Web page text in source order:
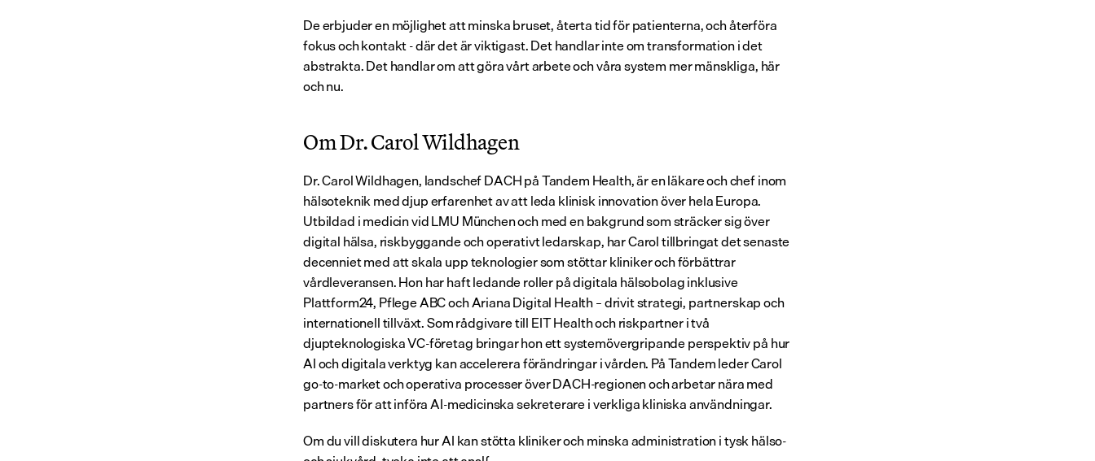
De erbjuder en möjlighet att minska bruset, återta tid för patienterna, och återföra
fokus och kontakt - där det är viktigast. Det handlar inte om transformation i det
abstrakta. Det handlar om att göra vårt arbete och våra system mer mänskliga, här
och nu.
Om Dr. Carol Wildhagen
Dr. Carol Wildhagen, landschef DACH på Tandem Health, är en läkare och chef inom
hälsoteknik med djup erfarenhet av att leda klinisk innovation över hela Europa.
Utbildad i medicin vid LMU München och med en bakgrund som sträcker sig över
digital hälsa, riskbyggande och operativt ledarskap, har Carol tillbringat det senaste
decenniet med att skala upp teknologier som stöttar kliniker och förbättrar
vårdleveransen. Hon har haft ledande roller på digitala hälsobolag inklusive
Plattform24, Pflege ABC och Ariana Digital Health – drivit strategi, partnerskap och
internationell tillväxt. Som rådgivare till EIT Health och riskpartner i två
djupteknologiska VC-företag bringar hon ett systemövergripande perspektiv på hur
AI och digitala verktyg kan accelerera förändringar i vården. På Tandem leder Carol
go-to-market och operativa processer över DACH-regionen och arbetar nära med
partners för att införa AI-medicinska sekreterare i verkliga kliniska användningar.
Om du vill diskutera hur AI kan stötta kliniker och minska administration i tysk hälso-